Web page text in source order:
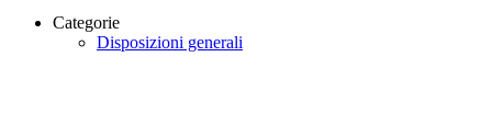
Categorie
Disposizioni generali